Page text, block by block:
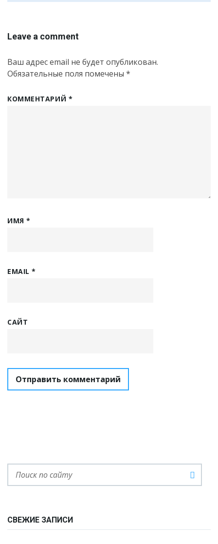
Leave a comment
Ваш адрес email не будет опубликован.
Обязательные поля помечены *
КОММЕНТАРИЙ *
ИМЯ*
EMAIL*
САЙТ
СВЕЖИЕ ЗАПИСИ